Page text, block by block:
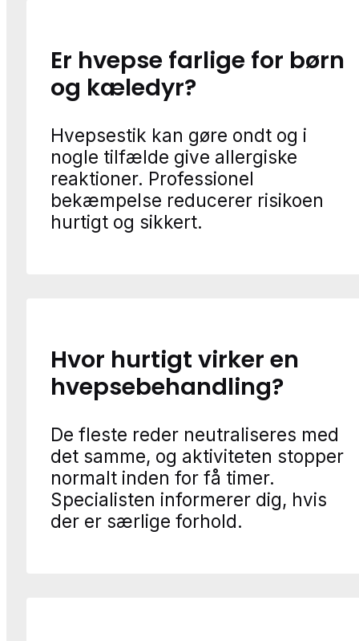
Er hvepse farlige for børn
og kæledyr?
Hvepsestik kan gøre ondt og i
nogle tilfælde give allergiske
reaktioner. Professionel
bekæmpelse reducerer risikoen
hurtigt og sikkert.
Hvor hurtigt virker en
hvepsebehandling?
De fleste reder neutraliseres med
det samme, og aktiviteten stopper
normalt inden for få timer.
Specialisten informerer dig, hvis
der er særlige forhold.